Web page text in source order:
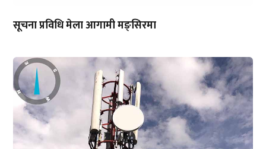
सूचना प्रविधि मेला आगामी मङ्सिरमा